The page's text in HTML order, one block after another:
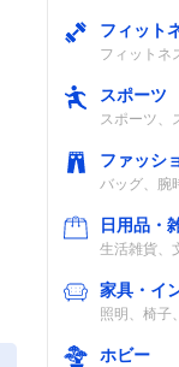
フィット
フィットネ
スポーツ
スポーツ、
ファッシ
バッグ、腕
日用品・
生活雑貨、
家具・イ
照明、椅子
ホビー